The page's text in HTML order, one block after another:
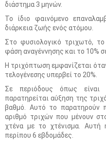
διάστημα 3 μηνών.
Το ίδιο φαινόμενο
διάρκεια ζωής ενός ατόμου.
Στο φυσιολογικό τριχωτό,
φάση αναγέννησης και το 10%
Η τριχόπτωση εμφανίζεται
τελογένεσης υπερβεί το 20%.
Σε περιόδους όπως
παρατηρείται αύξηση της
βαθμό. Αυτό το παρατηρούν
αριθμό τριχών που μένουν
χτένα με το χτένισμα. Αυτή
περίπου 6 εβδομάδες.